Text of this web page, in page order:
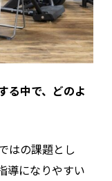
中で、どのよ
はの課題とし
導になりやすい